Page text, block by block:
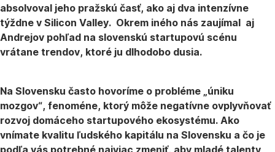
absolvoval jeho pražskú časť, ako aj dva intenzívne
týždne v Silicon Valley. Okrem iného nás zaujímal aj
Andrejov pohľad na slovenskú startupovú scénu
vrátane trendov, ktoré ju dlhodobo dusia.
Na Slovensku často hovoríme o probléme „úniku
mozgov“, fenoméne, ktorý môže negatívne ovplyvňovať
rozvoj domáceho startupového ekosystému. Ako
vnímate kvalitu ľudského kapitálu na Slovensku a čo je
podľa vás potrebné najviac zmeniť, aby mladé talenty